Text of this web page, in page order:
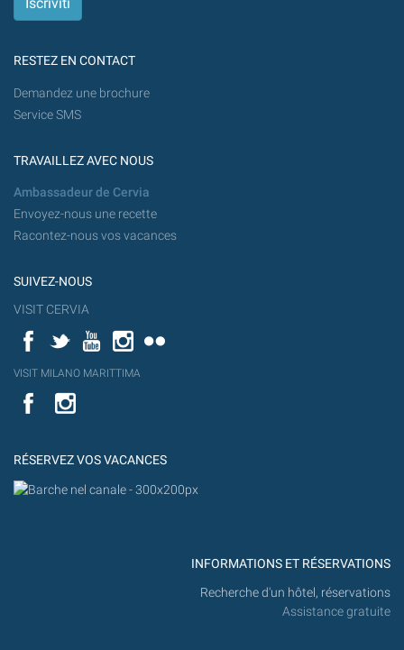
RESTEZ EN CONTACT
Demandez une brochure
Service SMS
TRAVAILLEZ AVEC NOUS
Ambassadeur de Cervia
Envoyez-nous une recette
Racontez-nous vos vacances
SUIVEZ-NOUS
VISIT CERVIA
FacebookTwitterYouTubeInstagram
YouT
VISIT MILANO MARITTIMA
Flick
VISIT
MILANO
YouTube
RÉSERVEZ VOS VACANCES
INFORMATIONS ET RÉSERVATIONS
Recherche d'un hôtel, réservations
Assistance gratuite